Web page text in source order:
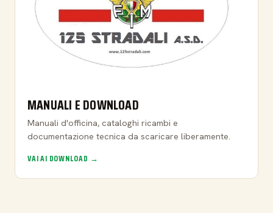
MANUALI E DOWNLOAD
Manuali d'officina, cataloghi ricambi e
documentazione tecnica da scaricare liberamente.
VAI AI DOWNLOAD →